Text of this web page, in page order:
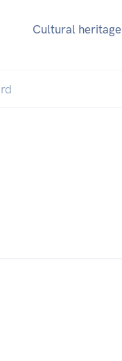
Cultural heritage